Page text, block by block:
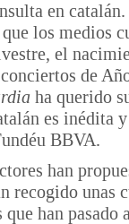
en
los medios
el
de
ha querido
es inédita
BBVA.
han
recogido unas
han pasado